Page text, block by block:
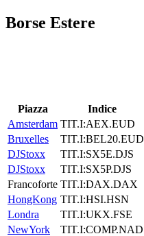
Borse Estere
Piazza Indice
Amsterdam TIT.I:AEX.EUD
Bruxelles
TIT.I:BEL20.EUD
DJStoxx
TIT.I:SX5E.DJS
DJStoxx
TIT.I:SX5P.DJS
Francoforte TIT.I:DAX.DAX
HongKong TIT.I:HSI.HSN
Londra
TIT.I:UKX.FSE
NewYork
TIT.I:COMP.NAD